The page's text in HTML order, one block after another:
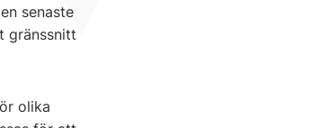
senaste
gränssnitt
olika